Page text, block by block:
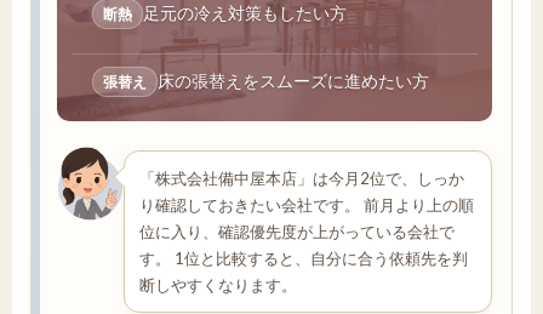
断熱 足元の冷え対策もしたい方
張替え 床の張替えをスムーズに進めたい方
「株式会社備中屋本店」は今月2位で、しっか
り確認しておきたい会社です。 前月より上の順
位に入り、確認優先度が上がっている会社で
す。 1位と比較すると、自分に合う依頼先を判
断しやすくなります。